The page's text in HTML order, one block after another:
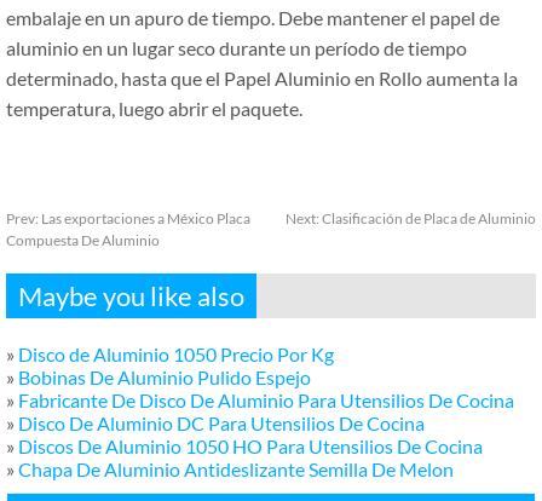
embalaje en un apuro de tiempo. Debe mantener el papel de
aluminio en un lugar seco durante un período de tiempo
determinado, hasta que el Papel Aluminio en Rollo aumenta la
temperatura, luego abrir el paquete.
Prev: Las exportaciones a México Placa
Compuesta De Aluminio
Next: Clasificación de Placa de Aluminio
Maybe you like also
» Disco de Aluminio 1050 Precio Por Kg
» Bobinas De Aluminio Pulido Espejo
» Fabricante De Disco De Aluminio Para Utensilios De Cocina
» Disco De Aluminio DC Para Utensilios De Cocina
» Discos De Aluminio 1050 HO Para Utensilios De Cocina
» Chapa De Aluminio Antideslizante Semilla De Melon